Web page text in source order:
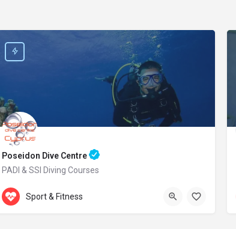
Poseidon Dive Centre
PADI & SSI Diving Courses
Accepts Gift Card
Sport & Fitness